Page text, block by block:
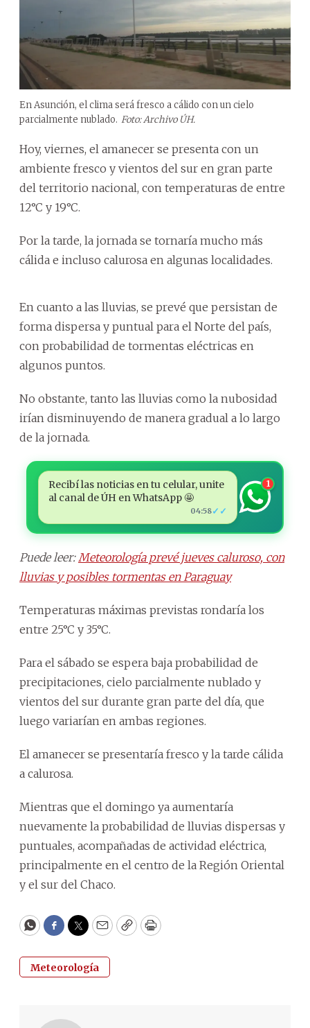
En Asunción, el clima será fresco a cálido con un cielo
parcialmente nublado. Foto: Archivo ÚH.
Hoy, viernes, el amanecer se presenta con un
ambiente fresco y vientos del sur en gran parte
del territorio nacional, con temperaturas de entre
12°C y 19°C.
Por la tarde, la jornada se tornaría mucho más
cálida e incluso calurosa en algunas localidades.
En cuanto a las lluvias, se prevé que persistan de
forma dispersa y puntual para el Norte del país,
con probabilidad de tormentas eléctricas en
algunos puntos.
No obstante, tanto las lluvias como la nubosidad
irían disminuyendo de manera gradual a lo largo
de la jornada.
Recibí las noticias en tu celular, unite
al canal de ÚH en WhatsApp 🤩
04:58✓✓
1
Puede leer: Meteorología prevé jueves caluroso, con
lluvias y posibles tormentas en Paraguay
Temperaturas máximas previstas rondaría los
entre 25°C y 35°C.
Para el sábado se espera baja probabilidad de
precipitaciones, cielo parcialmente nublado y
vientos del sur durante gran parte del día, que
luego variarían en ambas regiones.
El amanecer se presentaría fresco y la tarde cálida
a calurosa.
Mientras que el domingo ya aumentaría
nuevamente la probabilidad de lluvias dispersas y
puntuales, acompañadas de actividad eléctrica,
principalmente en el centro de la Región Oriental
y el sur del Chaco.
WhatsApp
Facebook
Twitter
EmailCopyPrint
Meteorología